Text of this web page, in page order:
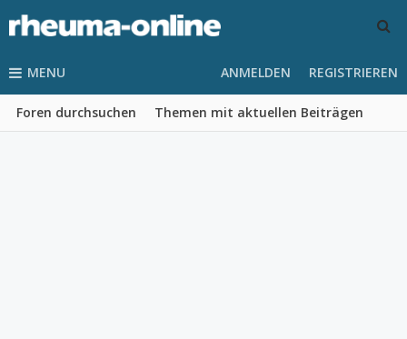
MENU
Foren durchsuchen Themen mit aktuellen Beiträgen
ANMELDEN REGISTRIEREN